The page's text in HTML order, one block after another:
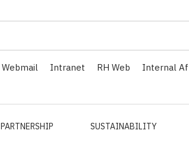
Webmail Intranet RH Web Internal
PARTNERSHIP SUSTAINABILITY